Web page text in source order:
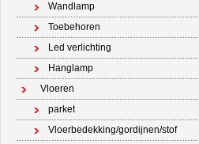
Wandlamp
Toebehoren
Led verlichting
Hanglamp
Vloeren
parket
Vloerbedekking/gordijnen/stof